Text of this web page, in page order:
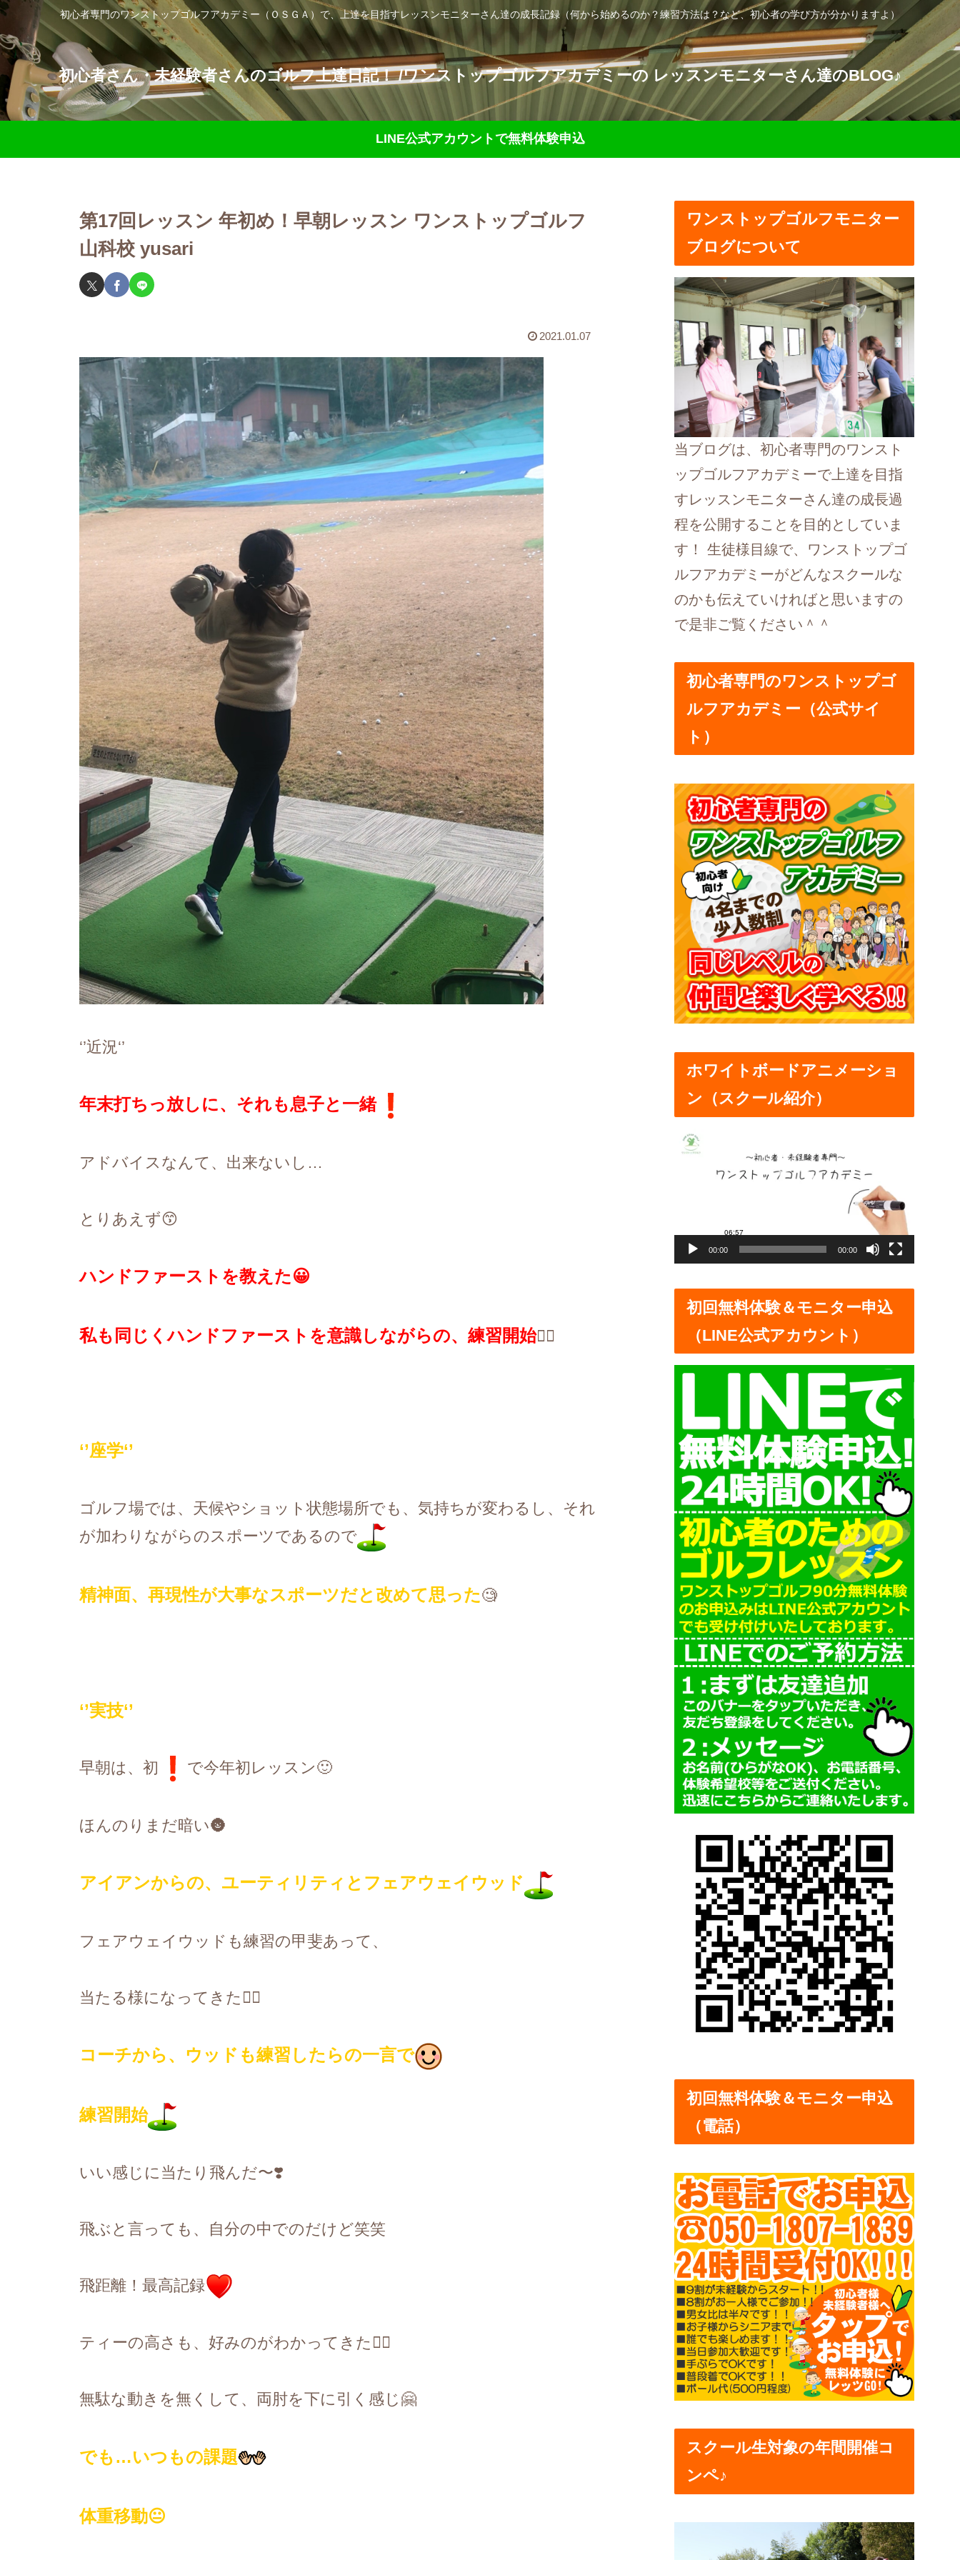
初心者専門のワンストップゴルフアカデミー（ＯＳＧＡ）で、上達を目指すレッスンモニターさん達の成長記録（何から始めるのか？練習方法は？など、初心者の学び方が分かりますよ）
初心者さん・未経験者さんのゴルフ上達日記！ /ワンストップゴルフアカデミーの レッスンモニターさん達のBLOG♪
LINE公式アカウントで無料体験申込
第17回レッスン 年初め！早朝レッスン ワンストップゴルフ
山科校 yusari
2021.01.07
‘’近況‘’
年末打ちっ放しに、それも息子と一緒
アドバイスなんて、出来ないし …
とりあえず😙
ハンドファーストを教えた😀
私も同じくハンドファーストを意識しながらの、練習開始🏌️‍♀️
‘’座学‘’
ゴルフ場では、天候やショット状態場所でも、気持ちが変わるし、それ
が加わりながらのスポーツであるので
精神面、再現性が大事なスポーツだと改めて思った🧐
‘’実技‘’
早朝は、初 で今年初レッスン🙂
ほんのりまだ暗い🌚
アイアンからの、ユーティリティとフェアウェイウッド
フェアウェイウッドも練習の甲斐あって、
当たる様になってきた 🏌️‍♀️
コーチから、ウッドも練習したらの一言で
練習開始
いい感じに当たり飛んだ〜❣️
飛ぶと言っても、自分の中でのだけど笑笑
飛距離！最高記録
ティーの高さも、好みのがわかってきた 🏌️‍♀️
無駄な動きを無くして、両肘を下に引く感じ 🤗
でも…いつもの課題
体重移動😐
ワンストップゴルフモニター
ブログについて
当ブログは、初心者専門のワンスト
ップゴルフアカデミーで上達を目指
すレッスンモニターさん達の成長過
程を公開することを目的としていま
す！ 生徒様目線で、ワンストップゴ
ルフアカデミーがどんなスクールな
のかも伝えていければと思いますの
で是非ご覧ください＾＾
初心者専門のワンストップゴ
ルフアカデミー（公式サイ
ト）
ホワイトボードアニメーショ
ン（スクール紹介）
動
ー
ヤ
ー
00:00 00:00
初回無料体験＆モニター申込
（LINE公式アカウント）
初回無料体験＆モニター申込
（電話）
スクール生対象の年間開催コ
ンペ♪